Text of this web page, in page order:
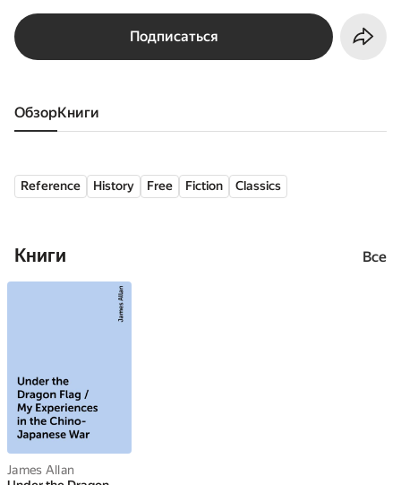
Подписаться
Обзор книги
Reference History Free Fiction Classics
Книги Все
James Allan